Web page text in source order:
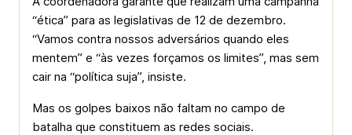
“ética” para as legislativas de 12 de dezembro.
“Vamos contra nossos adversários quando eles
mentem” e “às vezes forçamos os limites”, mas sem
cair na “política suja”, insiste.
Mas os golpes baixos não faltam no campo de
batalha que constituem as redes sociais.